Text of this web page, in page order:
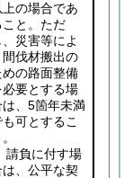
上の場合であ
こと。ただ
、災害等によ
間伐材搬出の
めの路面整備
必要とする場
は、5箇年未満
も可とするこ
請負に付す場
は、公平な契